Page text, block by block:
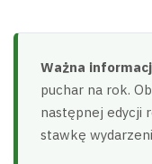
Ważna
puchar na rok.
następnej edycji
stawkę